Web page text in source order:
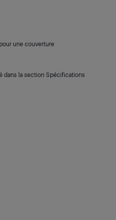
une couverture
dans la section Spécifications